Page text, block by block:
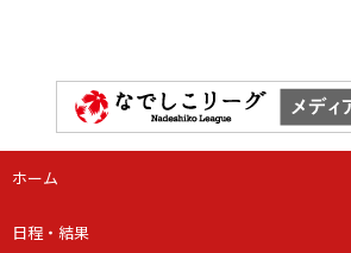
ホーム
日程・結果